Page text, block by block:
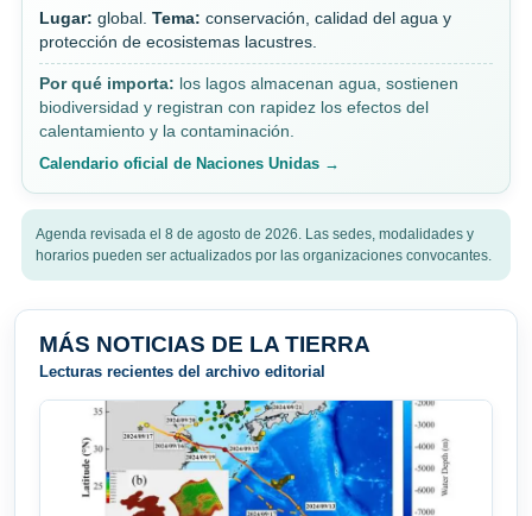
Lugar: global. Tema: conservación, calidad del agua y
protección de ecosistemas lacustres.
Por qué importa: los lagos almacenan agua, sostienen
biodiversidad y registran con rapidez los efectos del
calentamiento y la contaminación.
Calendario oficial de Naciones Unidas →
Agenda revisada el 8 de agosto de 2026. Las sedes, modalidades y
horarios pueden ser actualizados por las organizaciones convocantes.
MÁS NOTICIAS DE LA TIERRA
Lecturas recientes del archivo editorial